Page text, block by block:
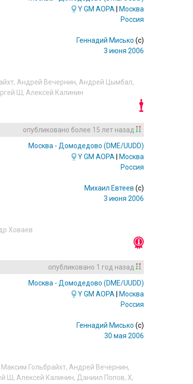
YGM AOPA
Москва
Россия
Геннадий Мисько (c)
3 июня 2006
, Андрей Вечернин, Андрей Цымбал,
Ш , Алексей Калинин
опубликовано более 15 лет назад
Москва - Домодедово (DME/UUDD)
YGM AOPA
Москва
Россия
Михаил Евтеев (c)
3 июня 2006
Ховаев
опубликовано 1 год назад
Москва - Домодедово (DME/UUDD)
YGM AOPA
Москва
Россия
Геннадий Мисько (c)
30 мая 2006
Максим Гольбрайхт, Андрей Вечернин,
Ш , Алексей Калинин, Даниил Попов, X,